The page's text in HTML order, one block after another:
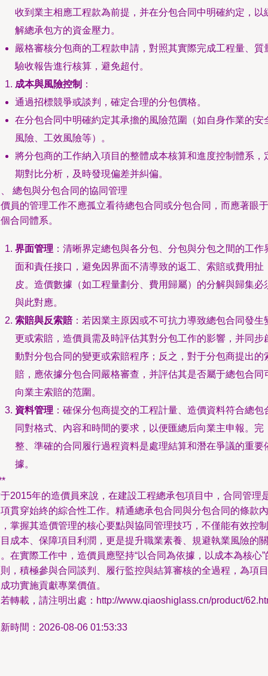
收到業主相應工程款為前提，并在分包合同中明確約定，以
解總承包方的資金壓力。
嚴格審核分包商的工程款申請，對照其實際完成工程量、質
驗收報告進行核算，避免超付。
成本與風險控制 ：
通過招標競爭或談判，確定合理的分包價格。
在分包合同中明確約定其承擔的風險范圍（如自身作業的安
風險、工效風險等）。
將分包商的工作納入項目的整體成本核算和進度控制體系，
期對比分析，及時發現偏差并糾偏。
總包與分包合同的協同管理
員的管理工作不應孤立看待總包合同或分包合同，而應著眼于
合同體系。
界面管理 ：清晰界定總包與各分包、分包與分包之間的工作
面和責任接口，避免因界面不清導致的返工、索賠或費用扯
皮。造價數據（如工程量劃分、費用歸屬）的分解與歸集必
與此對應。
索賠與反索賠：若因業主原因或不可抗力導致總包合同發生
更或索賠，造價員需及時評估其對分包工作的影響，并同步
動對分包合同的變更或索賠程序；反之，對于分包商提出的
賠，應依據分包合同嚴格審查，并評估其是否屬于總包合同
向業主索賠的范圍。
資料管理 ：確保分包商提交的工程計量、造價資料符合總包
同對格式、內容和時間的要求，以便匯總后向業主申報。完
整、準確的合同履行過程資料是處理結算和潛在爭議的重要
據。
2015年的造價員來說，在建設工程總承包項目中，合同管理
貫穿始終的綜合性工作。精通總承包合同與分包合同的條款內
掌握其造價管理的核心要點與協同管理技巧，不僅能有效控制
成本、保障項目利潤，更是提升職業素養、規避執業風險的關
在實際工作中，造價員應堅持“以合同為依據，以成本為核心”
，積極參與合同談判、履行監控與結算審核的全過程，為項目
功實施貢獻專業價值。
轉載，請注明出處：http://www.qiaoshiglass.cn/product/
時間：2026-08-06 01:53:33